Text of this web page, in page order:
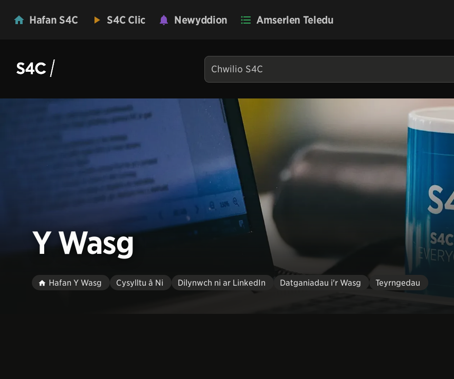
Hafan S4C S4C Clic Newyddion Amserlen Teledu
Y Wasg
Hafan Y Wasg Cysylltu â Ni Dilynwch ni ar LinkedIn Datganiadau i'r Wasg Teyrngedau